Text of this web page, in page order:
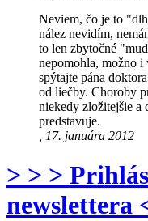
Neviem, čo je to
nález nevidím,
to len zbytočné
nepomohla, možno i
spýtajte pána
od liečby. Choroby
niekedy zložitejšie a
predstavuje.
, 17. januára 2012
> > >
newslettera